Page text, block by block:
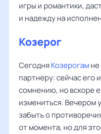
игры и романтики,
и надежду на
Козерог
СегодняКозерогам
партнеру: сейчас его
сомнению, но вскоре
измениться. Вечером
забыть о
от момента, но для